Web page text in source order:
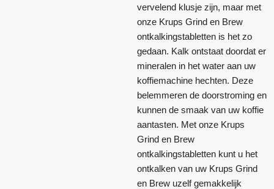
vervelend klusje zijn, maar met
onze Krups Grind en Brew
ontkalkingstabletten is het zo
gedaan. Kalk ontstaat doordat er
mineralen in het water aan uw
koffiemachine hechten. Deze
belemmeren de doorstroming en
kunnen de smaak van uw koffie
aantasten. Met onze Krups
Grind en Brew
ontkalkingstabletten kunt u het
ontkalken van uw Krups Grind
en Brew uzelf gemakkelijk